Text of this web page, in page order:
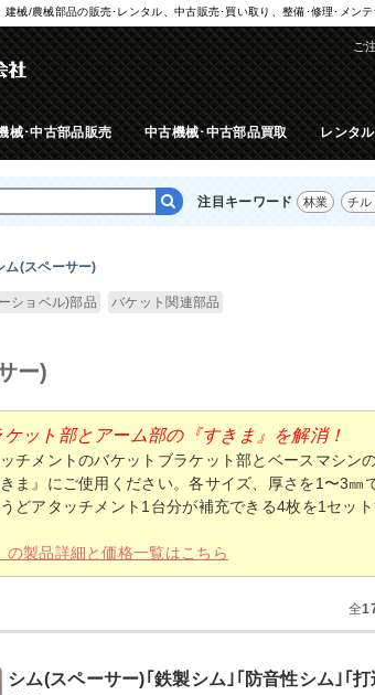
械/農械部品の販売･レンタル、中古販売･買い取り、整備･修理･メンテ
ご
械･中古部品販売 中古機械･中古部品買取 レンタ
注目キーワード 林業 チル
ム(スペーサー)
ショベル)部品 バケット関連部品
ー)
ケット部とアーム部の『すきま』を解消！
チメントのバケットブラケット部とベースマシン
きま』にご使用ください。各サイズ、厚さを1〜3㎜
どアタッチメント1台分が補充できる4枚を1セット
の製品詳細と価格一覧はこちら
全
シム(スペーサー)｢鉄製シム｣｢防音性シム｣｢